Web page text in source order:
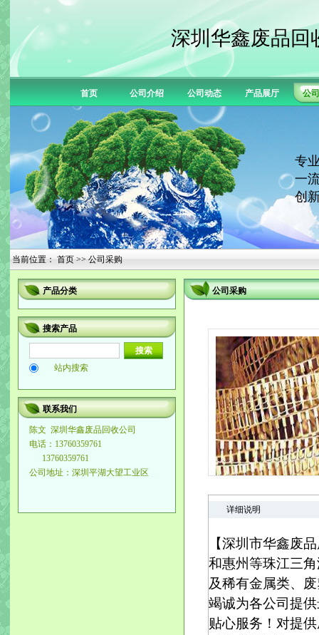
深圳华鑫废品回
首页 公司介绍 公司动态 产品展厅 公
专
一
创
当前位置： 首页 >> 公司采购
产品分类
搜索产品
站内搜索
联系我们
陈文 深圳华鑫废品回收公司
电话：13760359761
13760359761
公司地址：深圳平湖大望工业区
公司采购
详细说明
【深圳市华鑫废
和惠州等珠江三
及稀有金属类、
竭诚为各公司提
贴心服务！对提